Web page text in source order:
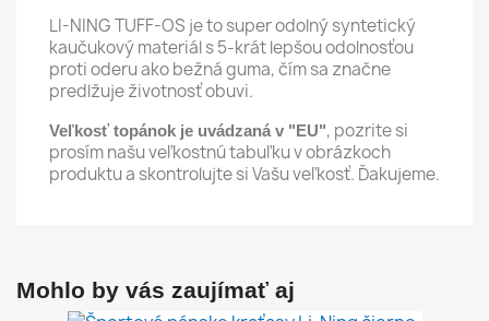
LI-NING TUFF-OS je to super odolný syntetický
kaučukový materiál s 5-krát lepšou odolnosťou
proti oderu ako bežná guma, čím sa značne
predlžuje životnosť obuvi.
Veľkosť topánok je uvádzaná v "EU", pozrite si
prosím našu veľkostnú tabuľku v obrázkoch
produktu a skontrolujte si Vašu veľkosť. Ďakujeme.
Mohlo by vás zaujímať aj